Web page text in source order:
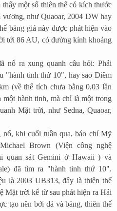
một số thiên thể có kích thước
như Quaoar, 2004 DW hay
băng giá này được phát hiện vào
tới 86 AU, có đường kính khoảng
nổ ra xung quanh câu hỏi: Phải
"hành tinh thứ 10", hay sao Diêm
(về thể tích chưa bằng 0,03 lần
hành tinh, mà chỉ là một trong
Mặt trời, như Sedna, Quaoar,
khi cuối tuần qua, báo chí Mỹ
Brown (Viện công nghệ
quan sát Gemini ở Hawaii ) và
đã tìm ra "hành tinh thứ 10".
là 2003 UB313, đây là thiên thể
Mặt trời kể từ sau phát hiện ra Hải
tạo nên bởi đá và băng, thiên thể